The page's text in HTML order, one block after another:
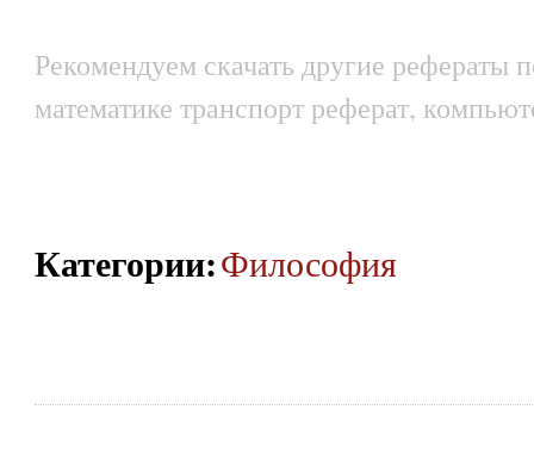
Рекомендуем скачать другие рефераты
математике транспорт реферат,
Категории:Философия